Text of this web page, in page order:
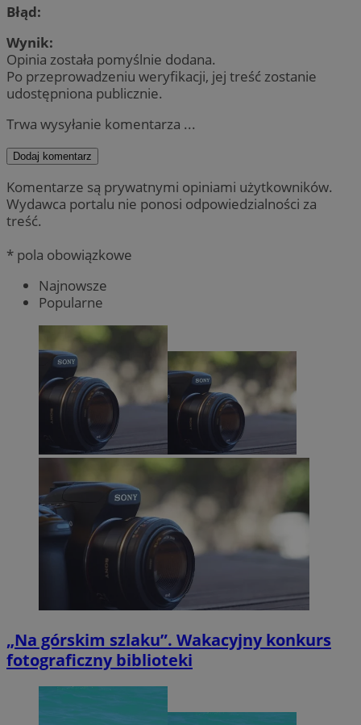
Błąd:
Wynik:
Opinia została pomyślnie dodana.
Po przeprowadzeniu weryfikacji, jej treść zostanie
udostępniona publicznie.
Trwa wysyłanie komentarza ...
Dodaj komentarz
Komentarze są prywatnymi opiniami użytkowników.
Wydawca portalu nie ponosi odpowiedzialności za
treść.
* pola obowiązkowe
Najnowsze
Popularne
„Na górskim szlaku”. Wakacyjny konkurs
fotograficzny biblioteki